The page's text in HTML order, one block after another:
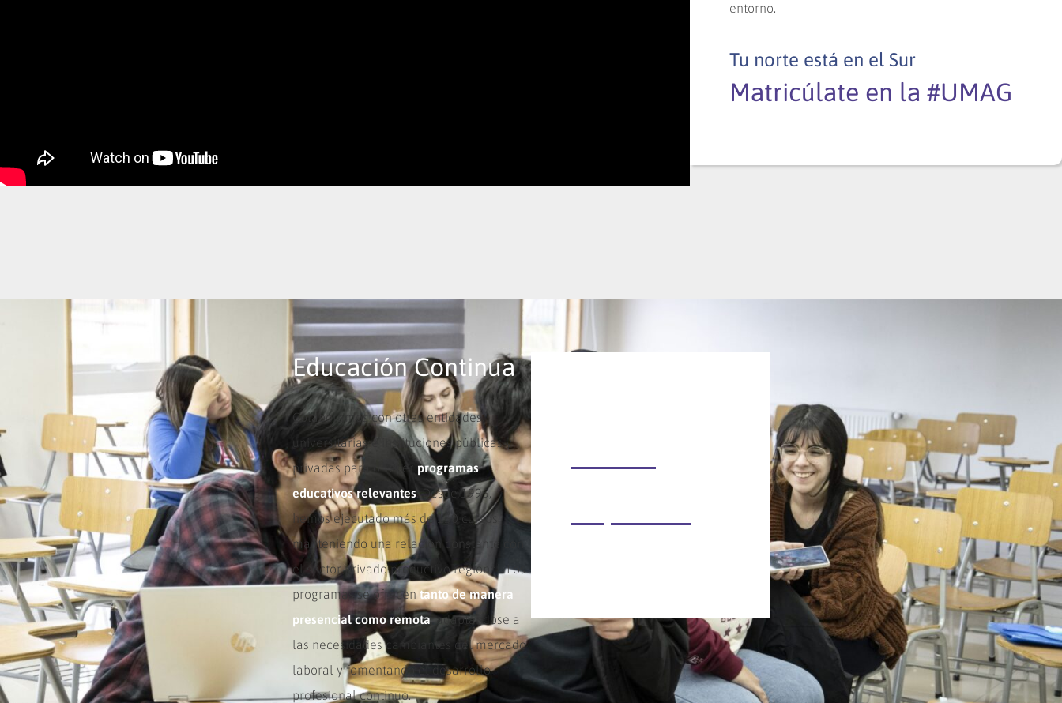
entorno.
Tu norte está en el Sur
Matricúlate en la #UMAG
Educación Continua
Colaboramos con otras entidades
universitarias e instituciones públicas y
privadas para ofrecer programas
educativos relevantes. Desde 1995,
hemos ejecutado más de 150 cursos,
manteniendo una relación constante con
el sector privado productivo regional. Los
programas se ofrecen tanto de manera
presencial como remota, adaptándose a
las necesidades cambiantes del mercado
laboral y fomentando el desarrollo
profesional continuo.